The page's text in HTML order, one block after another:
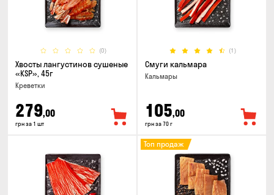
(0)
Хвосты лангустинов сушеные
«KSP», 45г
Креветки
279,00
грн за 1 шт
(1)
Смуги кальмара
Кальмары
105,00
грн за 70 г
Топ продаж